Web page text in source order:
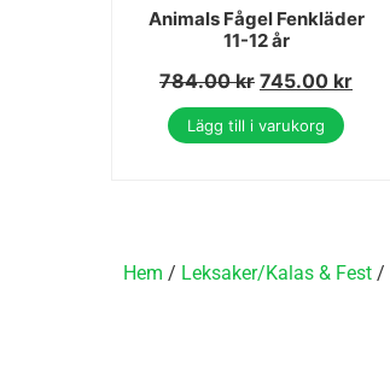
Animals Fågel Fenkläder
11-12 år
784.00kr 745.00 kr
Lägg till i varukorg
Hem / Leksaker/Kalas & Fest /